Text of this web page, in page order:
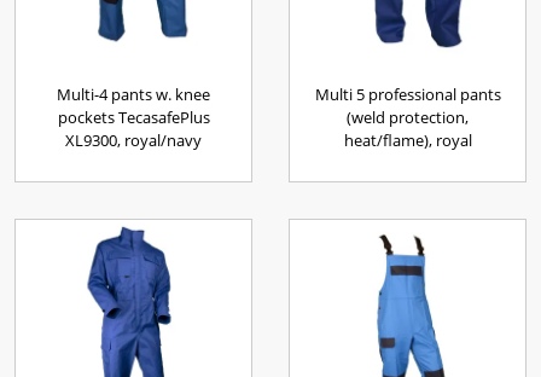
Multi-4 pants w. knee
pockets TecasafePlus
XL9300, royal/navy
Multi 5 professional pants
(weld protection,
heat/flame), royal